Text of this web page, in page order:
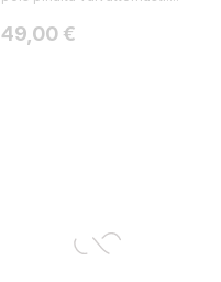
Hinta
49,00 €